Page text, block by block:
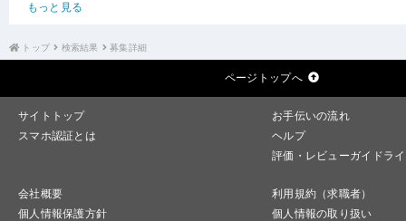
もっと見る
トップ 検索結果 募集詳細
ページトップへ
サイトトップ
お手伝いの流れ
スマホ認証とは
ヘルプ
評価・レビューガイドラ
会社概要
利用規約（求職者）
個人情報保護方針
個人情報の取り扱い